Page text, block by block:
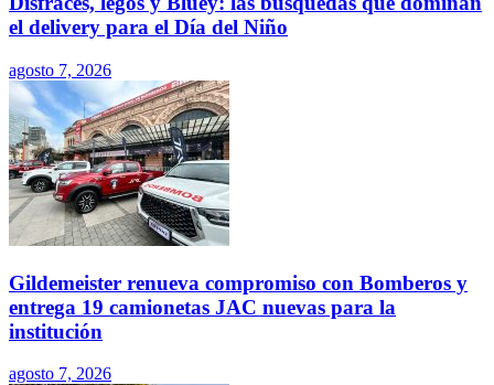
el delivery para el Día del Niño
agosto 7, 2026
Gildemeister renueva compromiso con Bomberos y
entrega 19 camionetas JAC nuevas para la
institución
agosto 7, 2026